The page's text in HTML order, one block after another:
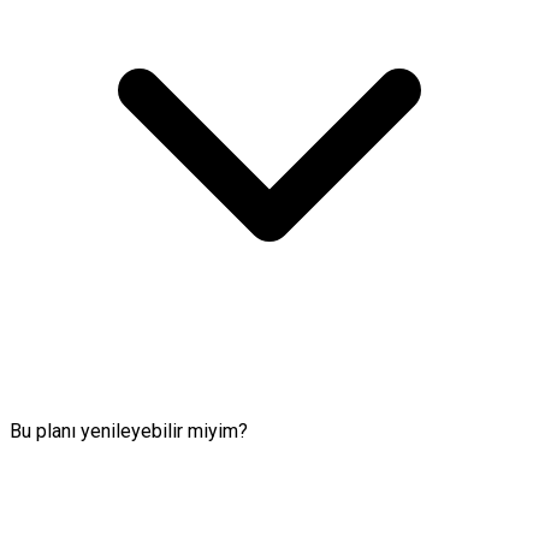
Bu planı yenileyebilir miyim?